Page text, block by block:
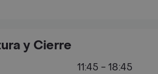
y Cierre
11:45 - 18:45